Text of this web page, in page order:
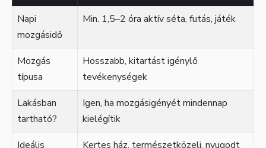
Napi
mozgásidő
Min. 1,5–2 óra aktív séta, futás, játék
Mozgás
típusa
Hosszabb, kitartást igénylő
tevékenységek
Lakásban
tartható?
Igen, ha mozgásigényét mindennap
kielégítik
Ideális
Kertes ház, természetközeli, nyugodt